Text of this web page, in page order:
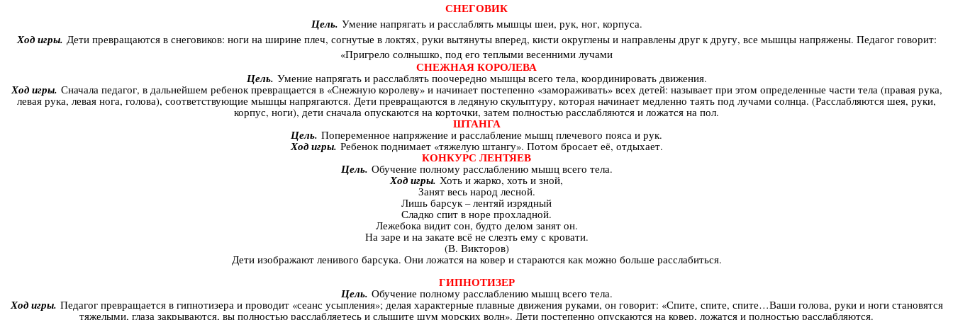
СНЕГОВИК
Цель. Умение напрягать и расслаблять мышцы шеи, рук, ног, корпуса.
Ход игры. Дети превращаются в снеговиков: ноги на ширине плеч, согнутые в локтях, руки вытянуты вперед, кисти округлены и направлены друг к другу, все мышцы напряжены. Педагог говорит:
«Пригрело солнышко, под его теплыми весенними лучами
СНЕЖНАЯ КОРОЛЕВА
Цель. Умение напрягать и расслаблять поочередно мышцы всего тела, координировать движения.
Ход игры. Сначала педагог, в дальнейшем ребенок превращается в «Снежную королеву» и начинает постепенно «замораживать» всех детей: называет при этом определенные части тела (правая рука,
левая рука, левая нога, голова), соответствующие мышцы напрягаются. Дети превращаются в ледяную скульптуру, которая начинает медленно таять под лучами солнца. (Расслабляются шея, руки,
корпус, ноги), дети сначала опускаются на корточки, затем полностью расслабляются и ложатся на пол.
ШТАНГА
Цель. Попеременное напряжение и расслабление мышц плечевого пояса и рук.
Ход игры. Ребенок поднимает «тяжелую штангу». Потом бросает её, отдыхает.
КОНКУРС ЛЕНТЯЕВ
Цель. Обучение полному расслаблению мышц всего тела.
Ход игры. Хоть и жарко, хоть и зной,
Занят весь народ лесной.
Лишь барсук – лентяй изрядный
Сладко спит в норе прохладной.
Лежебока видит сон, будто делом занят он.
На заре и на закате всё не слезть ему с кровати.
(В. Викторов)
Дети изображают ленивого барсука. Они ложатся на ковер и стараются как можно больше расслабиться.
ГИПНОТИЗЕР
Цель. Обучение полному расслаблению мышц всего тела.
Ход игры. Педагог превращается в гипнотизера и проводит «сеанс усыпления»; делая характерные плавные движения руками, он говорит: «Спите, спите, спите…Ваши голова, руки и ноги становятся
тяжелыми, глаза закрываются, вы полностью расслабляетесь и слышите шум морских волн». Дети постепенно опускаются на ковер, ложатся и полностью расслабляются.